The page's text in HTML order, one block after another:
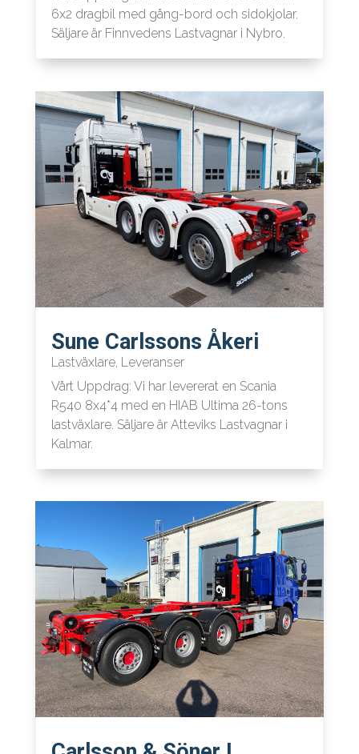
6x2 dragbil med gång-bord och sidokjolar.
Säljare är Finnvedens Lastvagnar i Nybro.
Sune Carlssons Åkeri
Lastväxlare, Leveranser
Vårt Uppdrag: Vi har levererat en Scania
R540 8x4*4 med en HIAB Ultima 26-tons
lastväxlare. Säljare är Atteviks Lastvagnar i
Kalmar.